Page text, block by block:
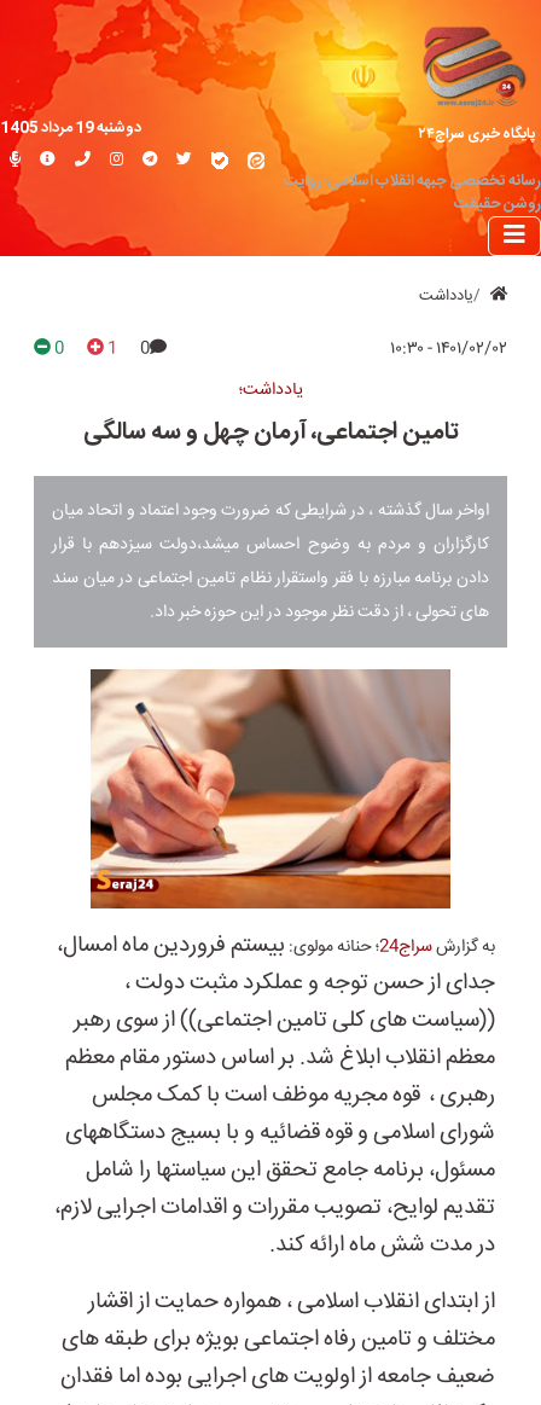
پایگاه خبری سراج۲۴
رسانه تخصصی جبهه انقلاب اسلامی؛ روایت
روشن حقیقت
دوشنبه 19 مرداد 1405
یادداشت
۱۴۰۱/۰۲/۰۲ - ۱۰:۳۰ 0
1
0
یادداشت؛
تامین اجتماعی، آرمان چهل و سه سالگی
اواخر سال گذشته ، در شرایطی که ضرورت وجود اعتماد و اتحاد میان
کارگزاران و مردم به وضوح احساس میشد،دولت سیزدهم با قرار
دادن برنامه مبارزه با فقر واستقرار نظام تامین اجتماعی در میان سند
های تحولی ، از دقت نظر موجود در این حوزه خبر داد.
به گزارشسراج24 ؛ حنانه مولوی: بیستم فروردین ماه امسال،
جدای از حسن توجه و عملکرد مثبت دولت ،
((سیاست های کلی تامین اجتماعی)) از سوی رهبر
معظم انقلاب ابلاغ شد. بر اساس دستور مقام معظم
رهبری ، قوه مجریه موظف است با کمک مجلس
شورای اسلامی و قوه قضائیه و با بسیج دستگاههای
مسئول، برنامه جامع تحقق این سیاستها را شامل
تقدیم لوایح، تصویب مقررات و اقدامات اجرایی لازم،
در مدت شش ماه ارائه کند.
از ابتدای انقلاب اسلامی ، همواره حمایت از اقشار
مختلف و تامین رفاه اجتماعی بویژه برای طبقه های
ضعیف جامعه از اولویت های اجرایی بوده اما فقدان